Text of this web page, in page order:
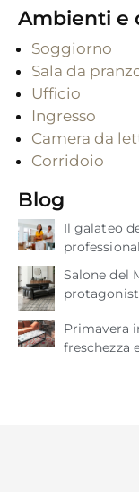
Ambienti e
Soggiorno
Sala da
Ufficio
Ingresso
Camera da
Corridoio
Blog
Il galateo
Salone del
Primavera
freschezza